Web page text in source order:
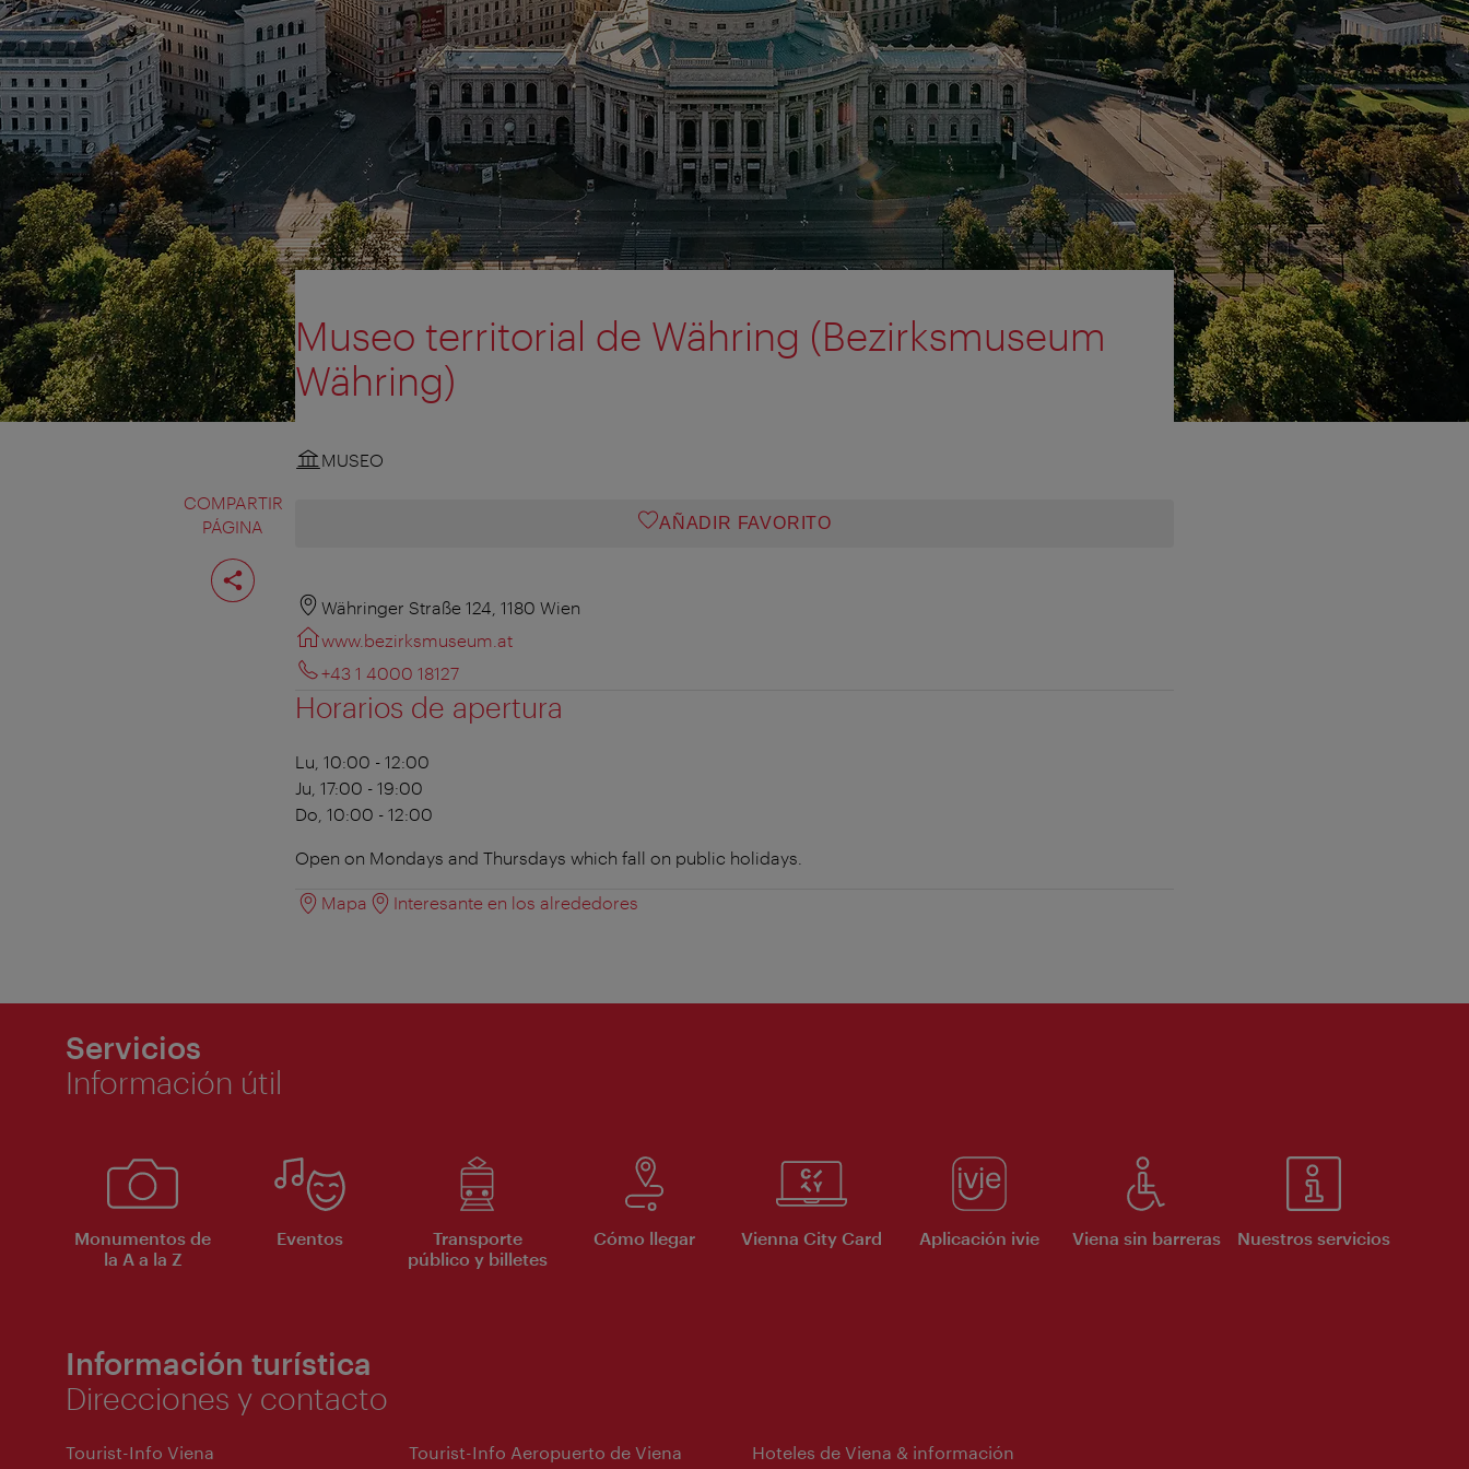
COMPARTIR
PÁGINA
Compartir
página
Museo territorial de Währing (Bezirksmuseum
Währing)
MUSEO
AÑADIR FAVORITO
Währinger Straße 124, 1180 Wien
www.bezirksmuseum.at
+43 1 4000 18127
Horarios de apertura
Lu, 10:00 - 12:00
Ju, 17:00 - 19:00
Do, 10:00 - 12:00
Open on Mondays and Thursdays which fall on public holidays.
Mapa Interesante en los alrededores
Servicios
Información útil
Monumentos de
la A a la Z
Eventos
Transporte
público y billetes
Cómo llegar Vienna City Card Aplicación ivie Viena sin barreras Nuestros servicios
Información turística
Direcciones y contacto
Tourist-Info Viena
Tourist-Info Aeropuerto de Viena
Hoteles de Viena & información